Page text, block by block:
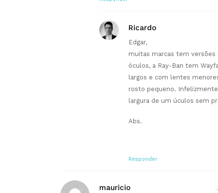
Ricardo
Edgar,
muitas marcas tem versões
óculos, a Ray-Ban tem
largos e com lentes
rosto pequeno.
largura de um úculos sem
Abs.
Responder
mauricio